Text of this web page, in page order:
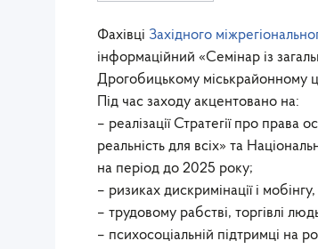
Фахівці Західного
інформаційний «Семінар із
Дрогобицькому міськрайонному
Під час заходу акцентовано на:
– реалізації Стратегії про
реальність для всіх» та
на період до 2025 року;
– ризиках дискримінації і
– трудовому рабстві, торгівлі
– психосоціальній підтримці на